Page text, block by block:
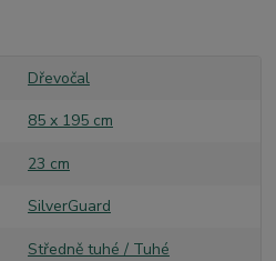
Dřevočal
85 x 195 cm
23 cm
SilverGuard
Středně tuhé / Tuhé